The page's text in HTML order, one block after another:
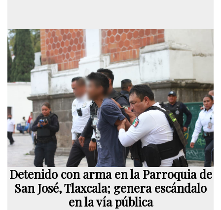
Detenido con arma en la Parroquia de
San José, Tlaxcala; genera escándalo
en la vía pública